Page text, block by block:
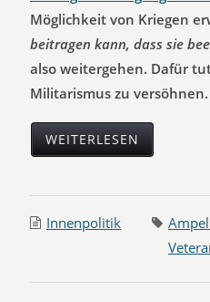
Möglichkeit von Kriegen
beitragen kann, dass sie
also weitergehen. Dafür
Militarismus zu versöhnen.
WEITERLESEN
Innenpolitik